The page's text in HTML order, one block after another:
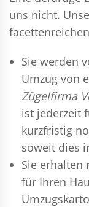
uns nicht.
Sie werden
Umzug von
Zügelfirma
ist jederzeit
kurzfristig
soweit dies
Sie erhalten
für Ihren